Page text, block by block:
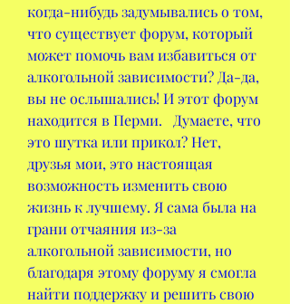
когда-нибудь задумывались о том,
что существует форум, который
может помочь вам избавиться от
алкогольной зависимости? Да-да,
вы не ослышались! И этот форум
находится в Перми.   Думаете, что
это шутка или прикол? Нет,
друзья мои, это настоящая
возможность изменить свою
жизнь к лучшему. Я сама была на
грани отчаяния из-за
алкогольной зависимости, но
благодаря этому форуму я смогла
найти поддержку и решить свою